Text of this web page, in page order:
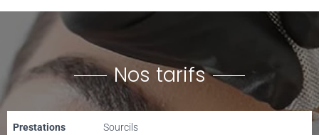
Nos tarifs
Prestations Sourcils